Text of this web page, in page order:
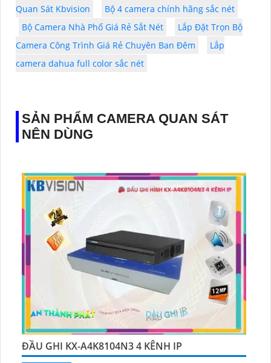
Quan Sát Kbvision
Bộ 4 camera chính hãng sắc nét
Bộ Camera Nhà Phố Giá Rẻ Sắt Nét
Lắp Đặt Trọn Bộ
Camera Công Trình Giá Rẻ Chuyên Ban Đêm
Lắp
camera dahua full color sắc nét
SẢN PHẨM CAMERA QUAN SÁT
NÊN DÙNG
ĐẦU GHI KX-A4K8104N3 4 KÊNH IP